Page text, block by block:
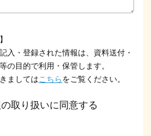
入・登録された情報は、資料送付・
の目的で利用・保管します。
ましてはこちら をご覧ください。
取り扱いに同意する